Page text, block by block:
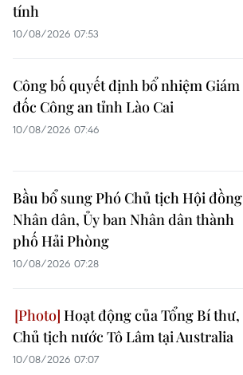
tính
10/08/2026 07:53
Công bố quyết định bổ nhiệm Giám
đốc Công an tỉnh Lào Cai
10/08/2026 07:46
Bầu bổ sung Phó Chủ tịch Hội đồng
Nhân dân, Ủy ban Nhân dân thành
phố Hải Phòng
10/08/2026 07:28
Hoạt động của Tổng Bí thư,
Chủ tịch nước Tô Lâm tại Australia
10/08/2026 07:07